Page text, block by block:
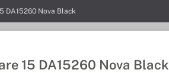
DA15260 Nova Black
15 DA15260 Nova Black